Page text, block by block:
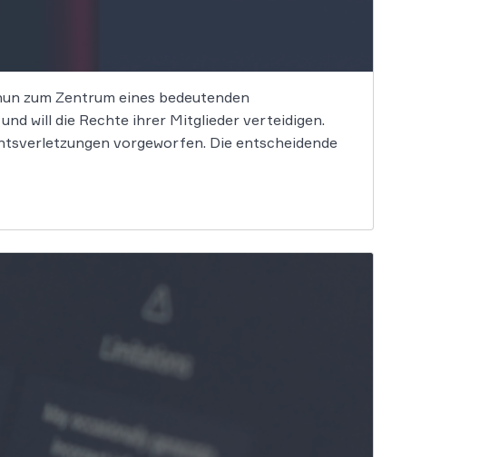
zum Zentrum eines bedeutenden
will die Rechte ihrer Mitglieder verteidigen.
vorgeworfen. Die entscheidende